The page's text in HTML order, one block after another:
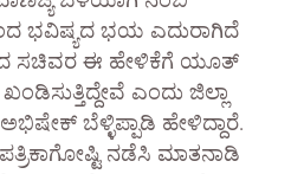
ಭವಿಷ್ಯದ ಭಯ ಎದುರಾಗಿದೆ
ಸಚಿವರ ಈ ಹೇಳಿಕೆಗೆ ಯೂತ್
ಎಂದು ಜಿಲ್ಲಾ
ಬೆಳ್ಳಿಪ್ಪಾಡಿ ಹೇಳಿದ್ದಾರೆ.
ಪತ್ರಿಕಾಗೋಷ್ಟಿ ನಡೆಸಿ ಮಾತನಾಡಿ